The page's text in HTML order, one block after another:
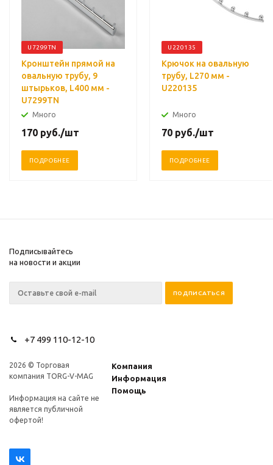
U7299TN
Кронштейн прямой на
овальную трубу, 9
штырьков, L400 мм -
U7299TN
Много
170 руб./шт
ПОДРОБНЕЕ
U220135
Крючок на овальную
трубу, L270 мм -
U220135
Много
70 руб./шт
ПОДРОБНЕЕ
Подписывайтесь
на новости и акции
+7 499 110-12-10
2026 © Торговая
компания TORG-V-MAG
Информация на сайте не
является публичной
офертой!
Компания
Информация
Помощь